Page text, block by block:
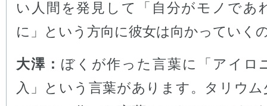
い人間を発見して「自分がモノであ
に」という方向に彼女は向かっていく
大澤： ぼくが作った言葉に「アイロ
入」という言葉があります。タリウム